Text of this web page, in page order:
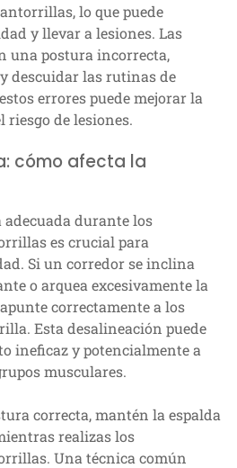
lo que puede
y llevar a lesiones. Las
una postura incorrecta,
descuidar las rutinas de
errores puede mejorar la
de lesiones.
cómo afecta la
durante los
es crucial para
Si un corredor se inclina
o arquea excesivamente la
correctamente a los
Esta desalineación puede
ineficaz y potencialmente a
musculares.
correcta, mantén la espalda
realizas los
Una técnica común